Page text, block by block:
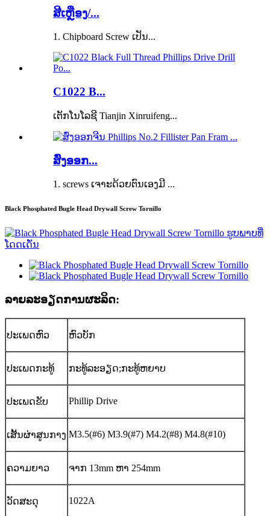
ສີເຫຼືອງ/...
1. Chipboard Screw ເປັນ...
C1022 B...
ເຕັກ​ໂນ​ໂລ​ຊີ Tianjin Xinruifeng...
ສົ່ງອອກ...
1. screws ເຈາະດ້ວຍຕົນເອງມີ ...
Black Phosphated Bugle Head Drywall Screw Tornillo
ລາຍ​ລະ​ອຽດ​ການ​ຜະ​ລິດ​:
ປະເພດຫົວ ຫົວບັກ
ປະເພດກະທູ້ ກະທູ້ລະອຽດ;ກະທູ້ຫຍາບ
ປະເພດຂັບ Phillip Drive
ເສັ້ນຜ່າສູນກາງ M3.5(#6) M3.9(#7) M4.2(#8) M4.8(#10)
ຄວາມຍາວ ຈາກ 13mm ຫາ 254mm
ວັດສະດຸ 1022A